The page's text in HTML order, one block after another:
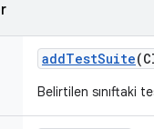
addTestSuite
Belirtilen sınıftaki